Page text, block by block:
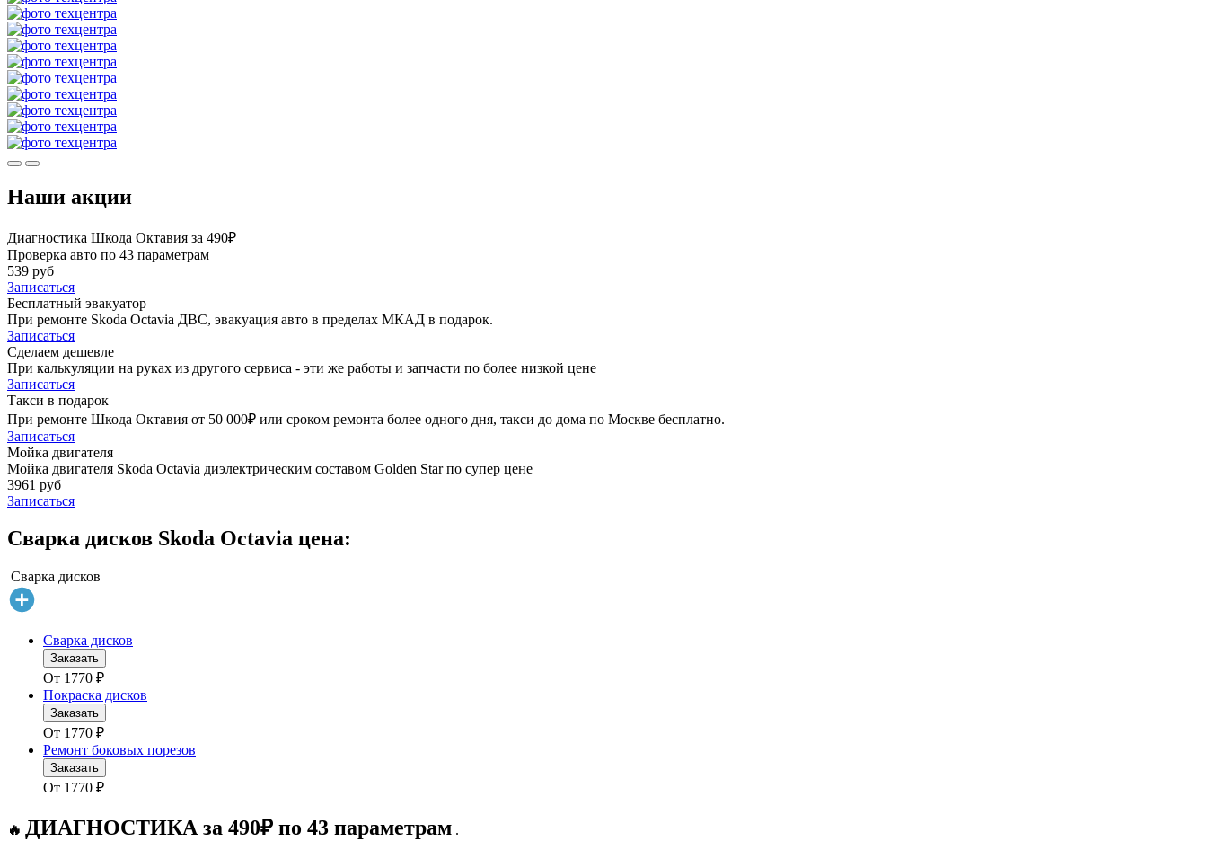
Наши акции
Диагностика Шкода Октавия за 490₽
Проверка авто по 43 параметрам
539 руб
Записаться
Бесплатный эвакуатор
При ремонте Skoda Octavia ДВС, эвакуация авто в пределах МКАД в подарок.
Записаться
Сделаем дешевле
При калькуляции на руках из другого сервиса - эти же работы и запчасти по более низкой цене
Записаться
Такси в подарок
При ремонте Шкода Октавия от 50 000₽ или сроком ремонта более одного дня, такси до дома по Москве бесплатно.
Записаться
Мойка двигателя
Мойка двигателя Skoda Octavia диэлектрическим составом Golden Star по супер цене
3961 руб
Записаться
Сварка дисков Skoda Octavia цена:
Сварка дисков
Сварка дисков
Заказать
От 1770 ₽
Покраска дисков
Заказать
От 1770 ₽
Ремонт боковых порезов
Заказать
От 1770 ₽
🔥 ДИАГНОСТИКА за 490₽ по 43 параметрам .